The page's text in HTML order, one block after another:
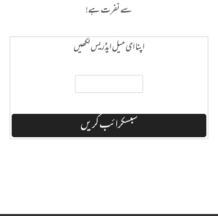
سے نفرت ہے!
اپنا ای میل ایڈریس لکھیں